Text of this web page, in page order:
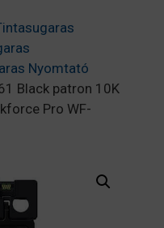
Nyomtató
Black patron 10K
Pro WF-